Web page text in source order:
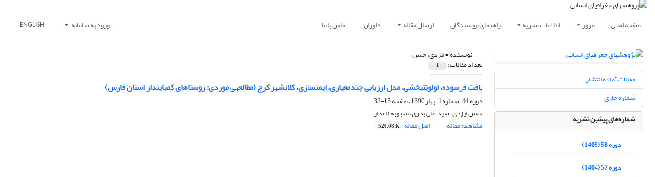
صفحه اصلی مرور اطلاعات نشریه راهنمای نویسندگان ارسال مقاله داوران تماس با ما ورود به سامانه ENGLISH
نویسنده =ایزدی، حسن
تعداد مقالات: 1
بافت فرسوده، اولویّت‎بخشی، مدل ارزیابی چندمعیاری، ایمن‎سازی، کلان‎شهر کرج (مطالعه‎ی موردی: روستاهای کمباین‎دار استان فارس)
دوره 44، شماره 1، بهار 1390، صفحه
15-32
حسن ایزدی، سید علی بدری، محبوبه نامدار
مشاهده مقاله
اصل مقاله 520.08 K
مقالات آماده انتشار
شماره جاری
شماره‌های پیشین نشریه
دوره 58 (1405)
دوره 57 (1404)